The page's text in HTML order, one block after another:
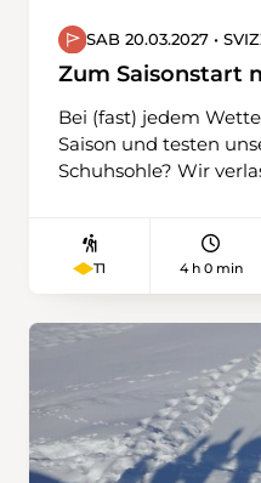
SAB 20.03.2027 •
Zum Saisonstart
Bei (fast) jedem
Saison und testen
Schuhsohle? Wir
befestigte, immer
schnuppern auch
einem Kaffee. An der
schliessen wir die
T1 4 h 0 min